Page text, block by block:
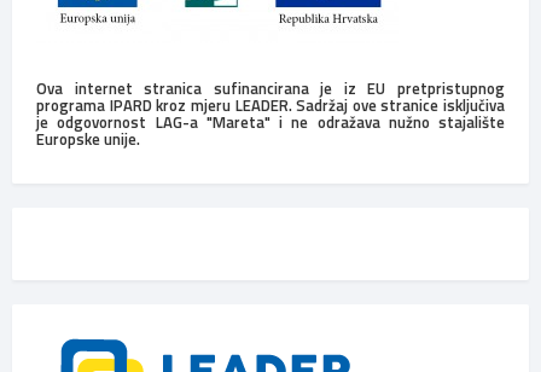
Ova internet stranica sufinancirana je iz EU pretpristupnog
programa IPARD kroz mjeru LEADER. Sadržaj ove stranice isključiva
je odgovornost LAG-a "Mareta" i ne odražava nužno stajalište
Europske unije.